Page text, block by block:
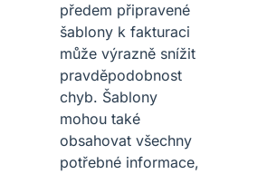
předem připravené
šablony k fakturaci
může výrazně snížit
pravděpodobnost
chyb. Šablony
mohou také
obsahovat všechny
potřebné informace,